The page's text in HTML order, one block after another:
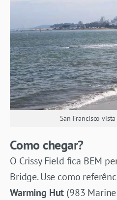
San Francisco
Como chegar?
O Crissy Field fica BEM
Bridge. Use como
Warming Hut (983